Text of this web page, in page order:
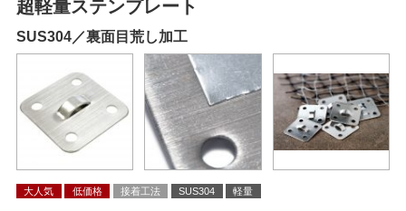
超軽量ステンプレート
SUS304／裏面目荒し加工
大人気 低価格 接着工法 SUS304 軽量